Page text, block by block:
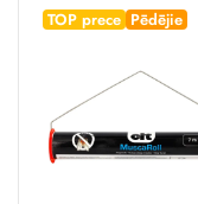
TOP prece Pēdējie